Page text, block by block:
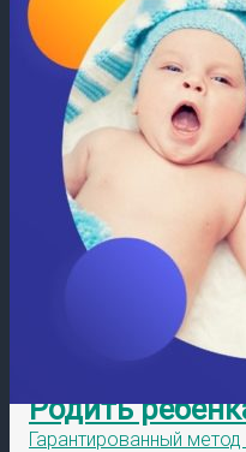
Родить
Гарантированный